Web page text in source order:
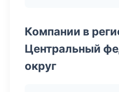
Компании в
Центральный
округ